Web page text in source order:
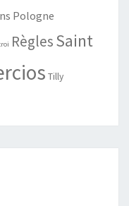
Pologne
RèglesSaint
Tilly